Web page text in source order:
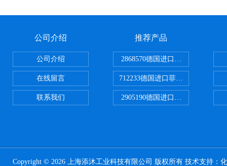
公司介绍
公司介绍
在线留言
联系我们
推荐产品
2868570德国进口菲尼克斯电源
712233德国进口菲尼克斯断路器
2905190德国进口菲尼克斯继电器
Copyright © 2026 上海添沐工业科技有限公司 版权所有 技术支持：